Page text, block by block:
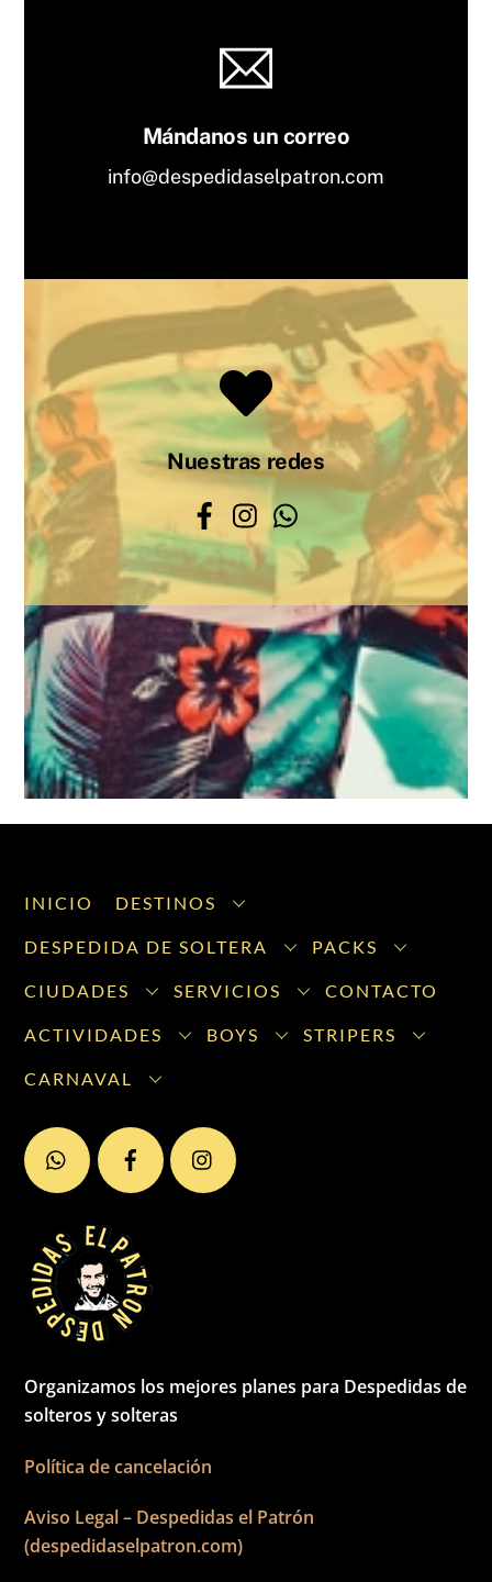
Mándanos un correo
info@despedidaselpatron.com
Nuestras redes
INICIO DESTINOS
DESPEDIDA DE SOLTERA PACKS
CIUDADES SERVICIOS CONTACTO
ACTIVIDADES BOYS STRIPERS
CARNAVAL
Organizamos los mejores planes para Despedidas de
solteros y solteras
Política de cancelación
Aviso Legal – Despedidas el Patrón
(despedidaselpatron.com)